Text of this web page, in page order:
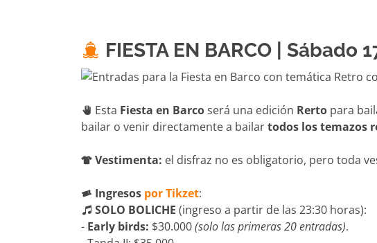
FIESTA EN BARCO | Sábado
Esta Fiesta en Barcoserá una edición Rerto para
bailar o venir directamente a bailartodos los temazos
Vestimenta: el disfraz no es obligatorio, pero toda
Ingresos por Tikzet:
SOLO BOLICHE (ingreso a partir de las 23:30 horas):
- Early birds: $30.000(solo las primeras 20 entradas).